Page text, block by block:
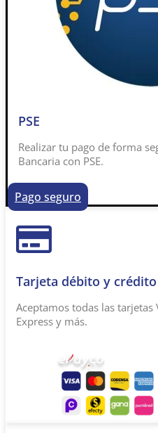
PSE
Realizar tu pago de forma
Bancaria con PSE.
Pago seguro
Tarjeta débito y crédito
Aceptamos todas las tarjetas
Express y más.